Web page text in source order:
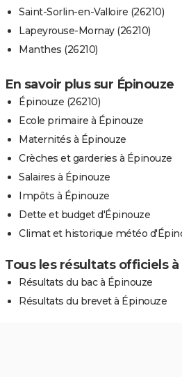
Saint-Sorlin-en-Valloire (26210)
Lapeyrouse-Mornay (26210)
Manthes (26210)
En savoir plus sur Épinouze
Épinouze (26210)
Ecole primaire à Épinouze
Maternités à Épinouze
Crèches et garderies à Épinouze
Salaires à Épinouze
Impôts à Épinouze
Dette et budget d'Épinouze
Climat et historique météo
Tous les résultats officiels à
Résultats du bac à Épinouze
Résultats du brevet à Épinouze